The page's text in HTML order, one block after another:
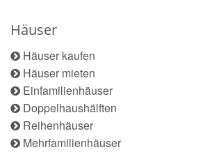
Häuser
Häuser kaufen
Häuser mieten
Einfamilienhäuser
Doppelhaushälften
Reihenhäuser
Mehrfamilienhäuser